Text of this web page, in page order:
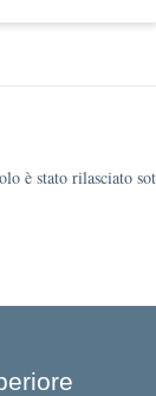
è stato rilasciato